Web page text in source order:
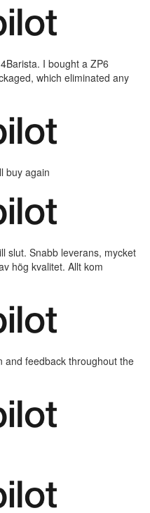
I bought a ZP6
which eliminated any
buy again
slut. Snabb leverans, mycket
hög kvalitet. Allt kom
and feedback throughout the